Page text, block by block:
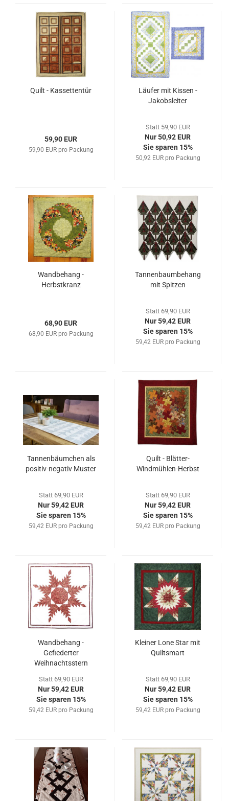
Quilt - Kassettentür
59,90 EUR
59,90 EUR pro Packung
Läufer mit Kissen -
Jakobsleiter
Statt 59,90 EUR
Nur 50,92 EUR
Sie sparen 15%
50,92 EUR pro Packung
Wandbehang -
Herbstkranz
68,90 EUR
68,90 EUR pro Packung
Tannenbaumbehang
mit Spitzen
Statt 69,90 EUR
Nur 59,42 EUR
Sie sparen 15%
59,42 EUR pro Packung
Tannenbäumchen als
positiv-negativ Muster
Statt 69,90 EUR
Nur 59,42 EUR
Sie sparen 15%
59,42 EUR pro Packung
Quilt - Blätter-
Windmühlen-Herbst
Statt 69,90 EUR
Nur 59,42 EUR
Sie sparen 15%
59,42 EUR pro Packung
Wandbehang -
Gefiederter
Weihnachtsstern
Statt 69,90 EUR
Nur 59,42 EUR
Sie sparen 15%
59,42 EUR pro Packung
Kleiner Lone Star mit
Quiltsmart
Statt 69,90 EUR
Nur 59,42 EUR
Sie sparen 15%
59,42 EUR pro Packung